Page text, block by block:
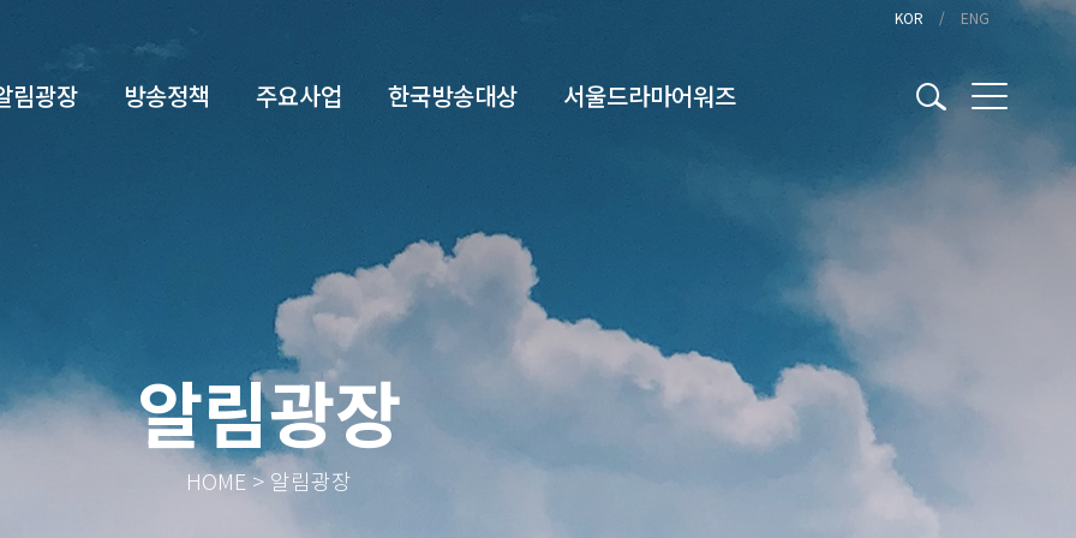
KOR ENG
림광장 방송정책 주요사업 한국방송대상 서울드라마어워즈
알림광장
HOME > 알림광장